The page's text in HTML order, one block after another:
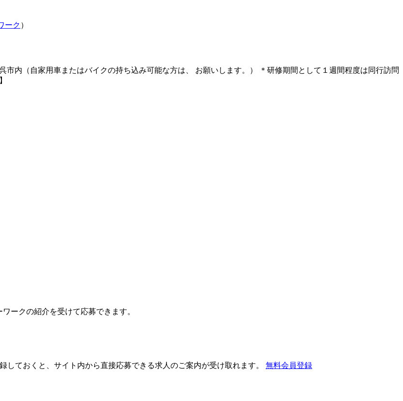
ーク ）
内（自家用車またはバイクの持ち込み可能な方は、 お願いします。） ＊研修期間として１週間程度は同行訪問
ークの紹介を受けて応募できます。
しておくと、サイト内から直接応募できる求人のご案内が受け取れます。 無料会員登録